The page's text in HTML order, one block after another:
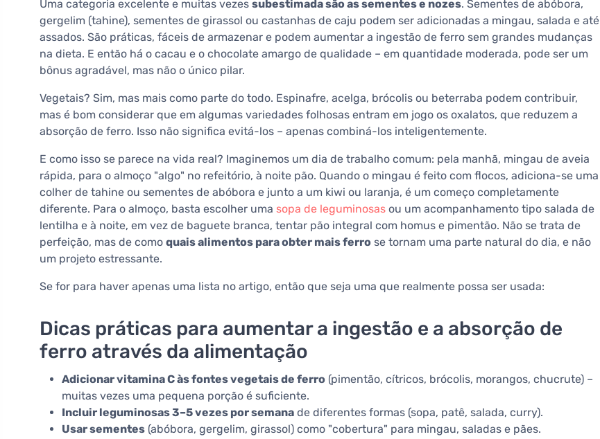
Uma categoria excelente e muitas vezes subestimada são as sementes e nozes. Sementes de abóbora,
gergelim (tahine), sementes de girassol ou castanhas de caju podem ser adicionadas a mingau, salada e até
assados. São práticas, fáceis de armazenar e podem aumentar a ingestão de ferro sem grandes mudanças
na dieta. E então há o cacau e o chocolate amargo de qualidade – em quantidade moderada, pode ser um
bônus agradável, mas não o único pilar.
Vegetais? Sim, mas mais como parte do todo. Espinafre, acelga, brócolis ou beterraba podem contribuir,
mas é bom considerar que em algumas variedades folhosas entram em jogo os oxalatos, que reduzem a
absorção de ferro. Isso não significa evitá-los – apenas combiná-los inteligentemente.
E como isso se parece na vida real? Imaginemos um dia de trabalho comum: pela manhã, mingau de aveia
rápida, para o almoço "algo" no refeitório, à noite pão. Quando o mingau é feito com flocos, adiciona-se uma
colher de tahine ou sementes de abóbora e junto a um kiwi ou laranja, é um começo completamente
diferente. Para o almoço, basta escolher uma sopa de leguminosas ou um acompanhamento tipo salada de
lentilha e à noite, em vez de baguete branca, tentar pão integral com homus e pimentão. Não se trata de
perfeição, mas de como quais alimentos para obter mais ferro se tornam uma parte natural do dia, e não
um projeto estressante.
Se for para haver apenas uma lista no artigo, então que seja uma que realmente possa ser usada:
Dicas práticas para aumentar a ingestão e a absorção de
ferro através da alimentação
Adicionar vitamina C às fontes vegetais de ferro (pimentão, cítricos, brócolis, morangos, chucrute) –
muitas vezes uma pequena porção é suficiente.
Incluir leguminosas 3–5 vezes por semana de diferentes formas (sopa, patê, salada, curry).
Usar sementes (abóbora, gergelim, girassol) como "cobertura" para mingau, saladas e pães.